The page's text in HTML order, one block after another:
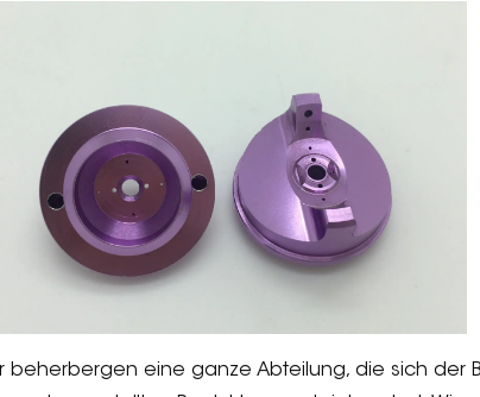
beherbergen eine ganze Abteilung, die sich der